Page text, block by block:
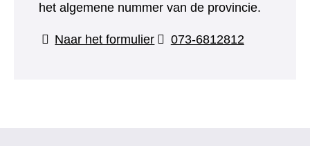
het algemene nummer van de provincie.
Naar het formulier(verwijst
073-6812812